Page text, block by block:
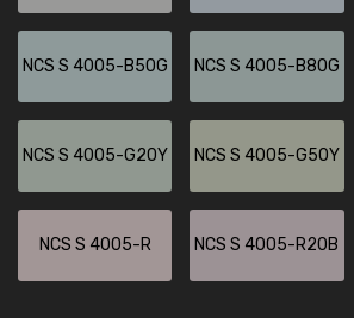
NCS S 4005-B50G NCS S 4005-B80G
NCS S 4005-G20Y NCS S 4005-G50Y
NCS S 4005-R NCS S 4005-R20B